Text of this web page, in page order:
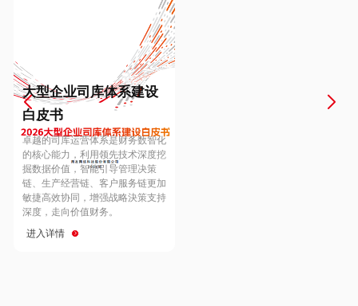
Europe
Hungary
Hong Kong
大型企业司库体系建设
白皮书
卓越的司库运营体系是财务数智化
的核心能力，利用领先技术深度挖
掘数据价值，智能引导管理决策
链、生产经营链、客户服务链更加
敏捷高效协同，增强战略決策支持
深度，走向价值财务。
进入详情